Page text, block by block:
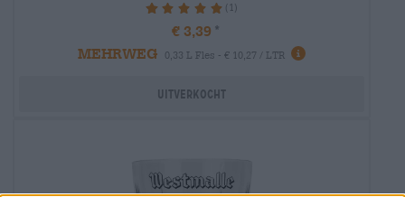
100% (1)
€ 3,39
MEHRWEG
0,33 L Fles - € 10,27 / LTR
Uitverkocht